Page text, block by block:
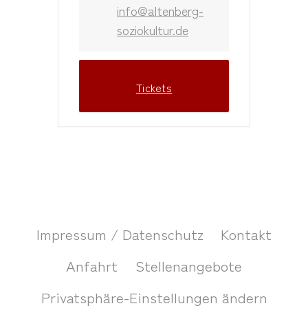
info@altenberg-
soziokultur.de
Tickets
Impressum / Datenschutz
Kontakt
Anfahrt
Stellenangebote
Privatsphäre-Einstellungen ändern